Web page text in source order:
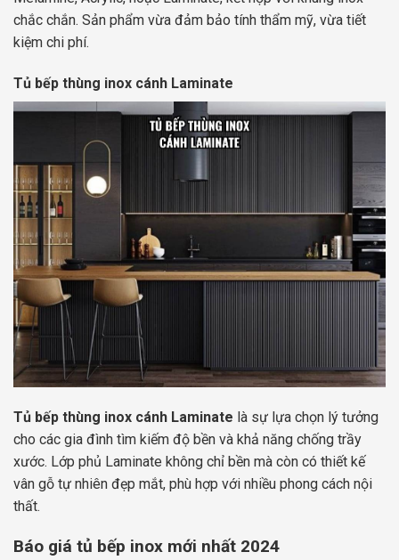
chắc chắn. Sản phẩm vừa đảm bảo tính thẩm mỹ, vừa tiết
kiệm chi phí.
Tủ bếp thùng inox cánh Laminate
Tủ bếp thùng inox cánh Laminate là sự lựa chọn lý tưởng
cho các gia đình tìm kiếm độ bền và khả năng chống trầy
xước. Lớp phủ Laminate không chỉ bền mà còn có thiết kế
vân gỗ tự nhiên đẹp mắt, phù hợp với nhiều phong cách nội
thất.
Báo giá tủ bếp inox mới nhất 2024